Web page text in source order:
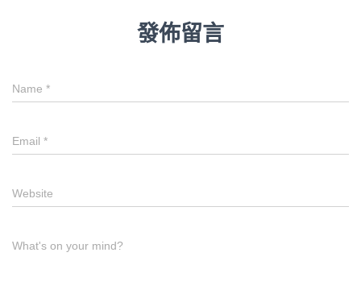
發佈留言
Name *
Email *
Website
What's on your mind?